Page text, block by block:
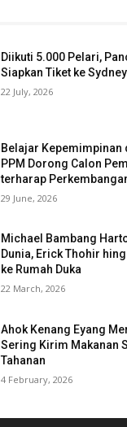
Diikuti 5.000 Pelari,
Siapkan Tiket ke
22 July, 2026
Belajar Kepemimpinan
PPM Dorong Calon
terharap
29 June, 2026
Michael Bambang
Dunia, Erick Thohir
ke Rumah Duka
22 March, 2026
Ahok Kenang Eyang
Sering Kirim Makanan
Tahanan
4 February, 2026